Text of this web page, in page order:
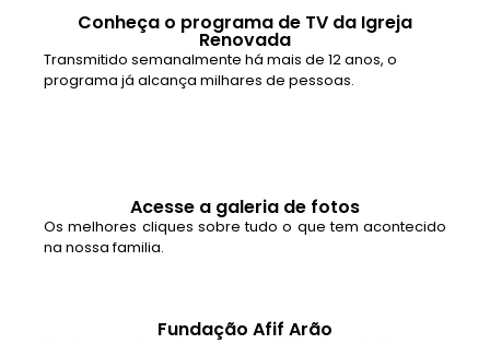
Conheça o programa de TV da Igreja
Renovada
Transmitido semanalmente há mais de 12 anos, o
programa já alcança milhares de pessoas.
Acesse a galeria de fotos
Os melhores cliques sobre tudo o que tem acontecido
na nossa familia.
Fundação Afif Arão